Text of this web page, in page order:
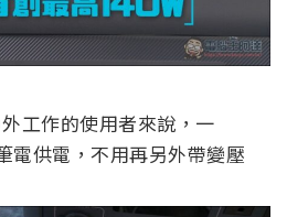
工作的使用者來說，一
電供電，不用再另外帶變壓